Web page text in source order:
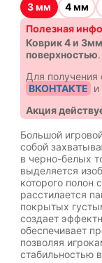
3 мм 4 мм
Полезная
Коврик 4 и
поверхностью.
Для получения
ВКОНТАКТЕ
Акция
Большой
собой
в черно-белых
выделяется
которого полон
расстилается
покрытых
создает
обеспечивает
позволяя
стабильностью